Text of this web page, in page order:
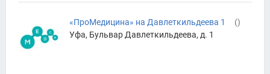
«ПроМедицина» на Давлеткильдеева 1 ()
Уфа, Бульвар Давлеткильдеева, д. 1